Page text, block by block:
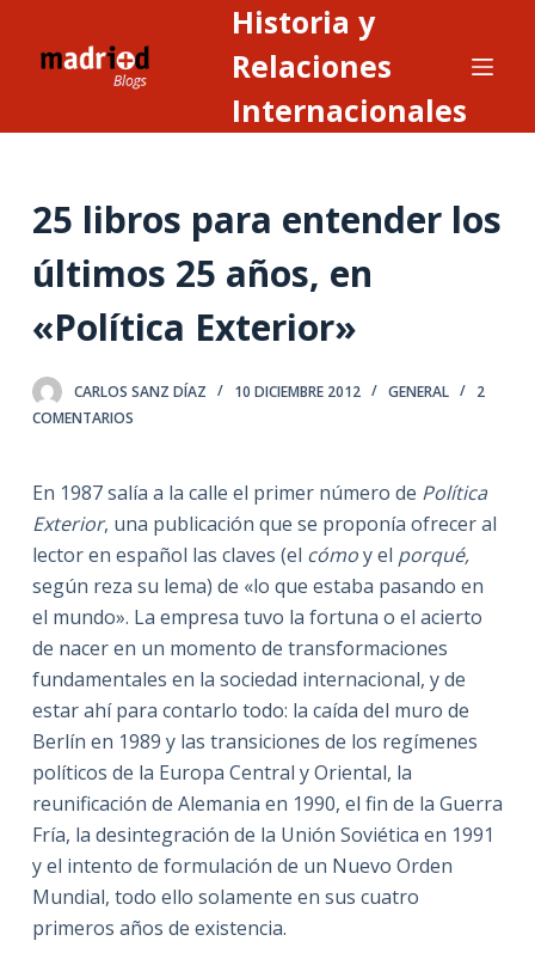
a
n
e
n
d
o
Historia y
Relaciones
Internacionales
25 libros para entender los
últimos 25 años, en
«Política Exterior»
CARLOS SANZ DÍAZ 10 DICIEMBRE 2012 GENERAL
2
COMENTARIOS
En 1987 salía a la calle el primer número de Política
Exterior, una publicación que se proponía ofrecer al
lector en español las claves (el cómoy el porqué,
según reza su lema) de «lo que estaba pasando en
el mundo». La empresa tuvo la fortuna o el acierto
de nacer en un momento de transformaciones
fundamentales en la sociedad internacional, y de
estar ahí para contarlo todo: la caída del muro de
Berlín en 1989 y las transiciones de los regímenes
políticos de la Europa Central y Oriental, la
reunificación de Alemania en 1990, el fin de la Guerra
Fría, la desintegración de la Unión Soviética en 1991
y el intento de formulación de un Nuevo Orden
Mundial, todo ello solamente en sus cuatro
primeros años de existencia.